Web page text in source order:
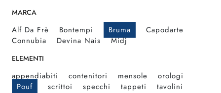
MARCA
Alf Da Frè Bontempi Bruma
Capodarte
Connubia
Devina Nais Midj
ELEMENTI
appendiabiti contenitori mensole
orologi
Pouf
scrittoi specchi tappeti tavolini